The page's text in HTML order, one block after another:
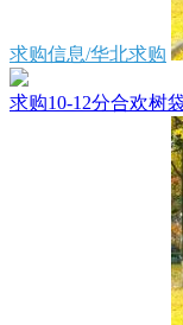
求购信息/华北求购
求购10-12分合欢树